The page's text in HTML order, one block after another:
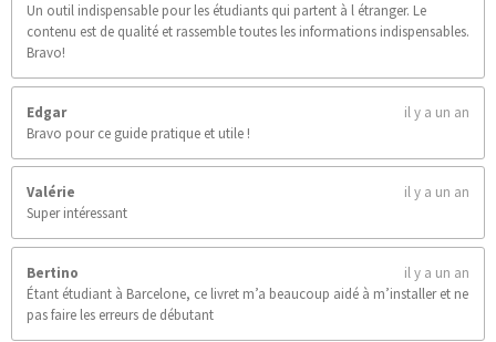
Un outil indispensable pour les étudiants qui partent à l étranger. Le
contenu est de qualité et rassemble toutes les informations indispensables.
Bravo!
Edgar
il y a un an
Bravo pour ce guide pratique et utile !
Valérie
il y a un an
Super intéressant
Bertino
il y a un an
Étant étudiant à Barcelone, ce livret m’a beaucoup aidé à m’installer et ne
pas faire les erreurs de débutant